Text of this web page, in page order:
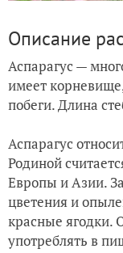
Описание
Аспарагус —
имеет
побеги. Длина
Аспарагус
Родиной
Европы и Азии.
цветения и
красные ягодки.
употреблять в